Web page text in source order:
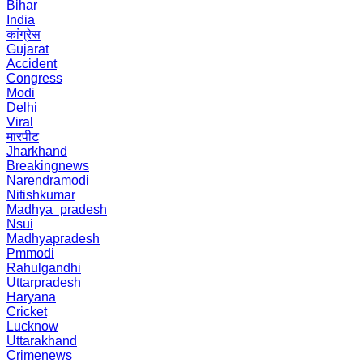
Bihar
India
कांग्रेस
Gujarat
Accident
Congress
Modi
Delhi
Viral
मारपीट
Jharkhand
Breakingnews
Narendramodi
Nitishkumar
Madhya_pradesh
Nsui
Madhyapradesh
Pmmodi
Rahulgandhi
Uttarpradesh
Haryana
Cricket
Lucknow
Uttarakhand
Crimenews